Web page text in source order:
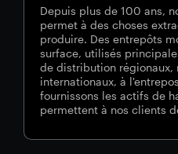
Domaine commercial de Slough
Résultats financiers
Depuis plus de 100 ans,
permet à des choses
produire. Des entrepôts
surface, utilisés
de distribution régionaux,
internationaux, à
fournissons les actifs de
permettent à nos clients